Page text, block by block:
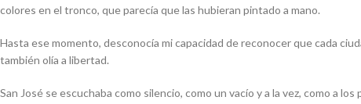
colores en el tronco, que parecía que las hubieran pintado a mano.
Hasta ese momento, desconocía mi capacidad de reconocer que cada
también olía a libertad.
San José se escuchaba como silencio, como un vacío y a la vez, como a